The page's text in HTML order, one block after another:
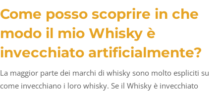
Come posso scoprire in che
modo il mio Whisky è
invecchiato artificialmente?
La maggior parte dei marchi di whisky sono molto espliciti su
come invecchiano i loro whisky. Se il Whisky è invecchiato